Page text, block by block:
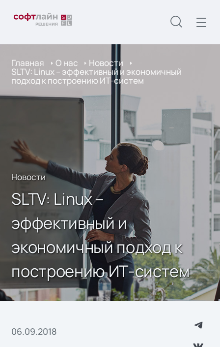
Главная О нас Новости
SLTV: Linux – эффективный и экономичный
подход к построению ИТ-систем
Новости
SLTV: Linux –
эффективный и
экономичный подход к
построению ИТ-систем
06.09.2018